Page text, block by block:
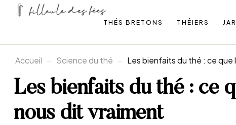
THÉS BRETONS THÉIERS
Accueil Science du thé Les bienfaits du thé : ce
Les bienfaits du thé : ce
nous dit vraiment